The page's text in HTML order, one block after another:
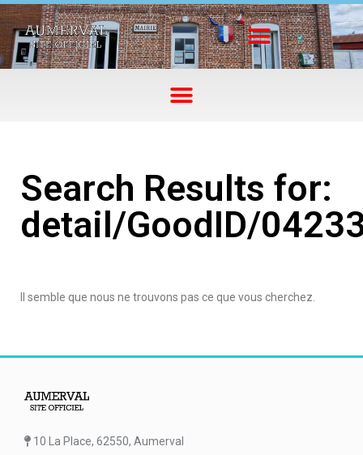
Search Results for:
detail/GoodID/
Il semble que nous ne trouvons pas ce que vous cherchez.
10 La Place, 62550, Aumerval